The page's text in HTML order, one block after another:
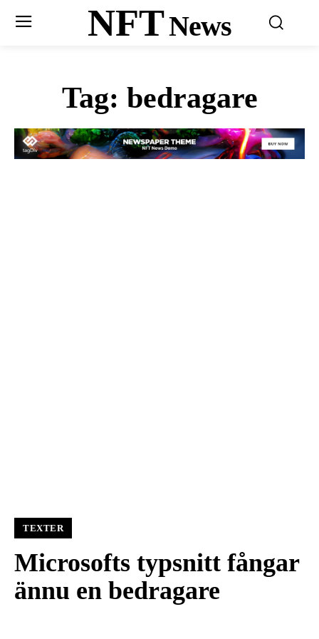
NFTNews
Tag: bedragare
TEXTER
Microsofts typsnitt fångar
ännu en bedragare